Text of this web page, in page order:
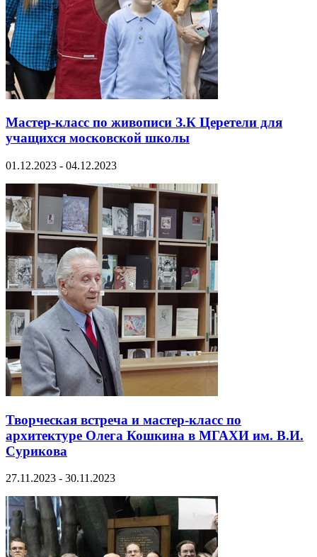
Мастер-класс по живописи З.К Церетели для
учащихся московской школы
01.12.2023 - 04.12.2023
Творческая встреча и мастер-класс по
архитектуре Олега Кошкина в МГАХИ им. В.И.
Сурикова
27.11.2023 - 30.11.2023